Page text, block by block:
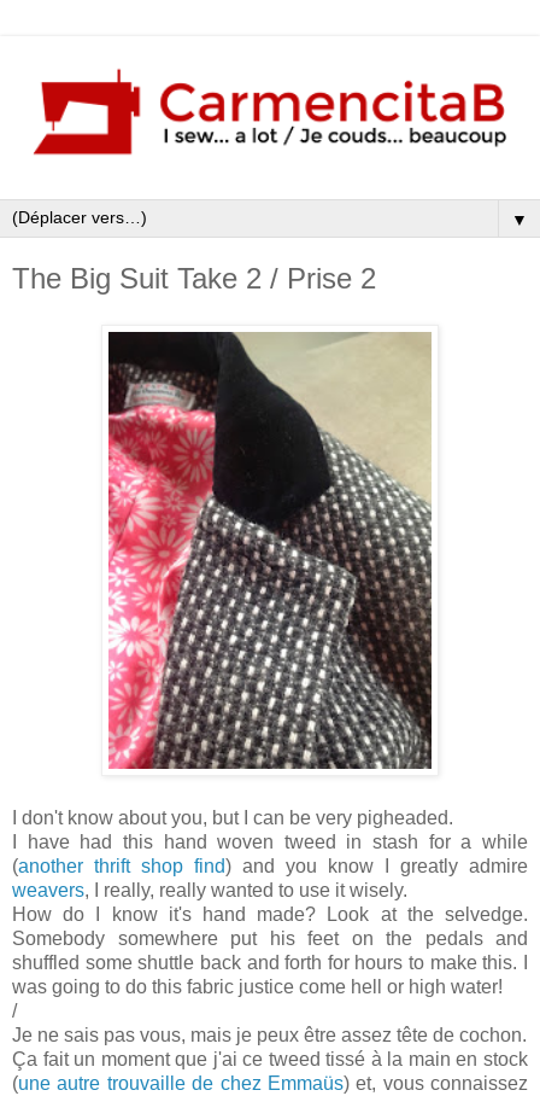
▼
The Big Suit Take 2 / Prise 2
I don't know about you, but I can be very pigheaded.
I have had this hand woven tweed in stash for a while
(another thrift shop find) and you know I greatly admire
weavers, I really, really wanted to use it wisely.
How do I know it's hand made? Look at the selvedge.
Somebody somewhere put his feet on the pedals and
shuffled some shuttle back and forth for hours to make this. I
was going to do this fabric justice come hell or high water!
/
Je ne sais pas vous, mais je peux être assez tête de cochon.
Ça fait un moment que j'ai ce tweed tissé à la main en stock
(une autre trouvaille de chez Emmaüs) et, vous connaissez